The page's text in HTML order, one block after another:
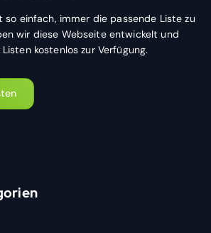
so einfach, immer die passende Liste zu
wir diese Webseite entwickelt und
kostenlos zur Verfügung.